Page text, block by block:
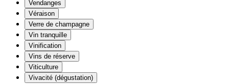
Vendanges
Véraison
Verre de champagne
Vin tranquille
Vinification
Vins de réserve
Viticulture
Vivacité (dégustation)